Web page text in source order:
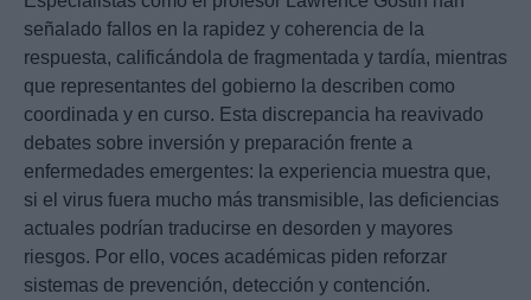
señalado fallos en la rapidez y coherencia de la
respuesta, calificándola de fragmentada y tardía, mientras
que representantes del gobierno la describen como
coordinada y en curso. Esta discrepancia ha reavivado
debates sobre inversión y preparación frente a
enfermedades emergentes: la experiencia muestra que,
si el virus fuera mucho más transmisible, las deficiencias
actuales podrían traducirse en desorden y mayores
riesgos. Por ello, voces académicas piden reforzar
sistemas de prevención, detección y contención.